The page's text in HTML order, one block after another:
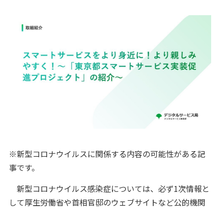
※新型コロナウイルスに関係する内容の可能性がある記
事です。
新型コロナウイルス感染症については、必ず1次情報と
して厚生労働省や首相官邸のウェブサイトなど公的機関